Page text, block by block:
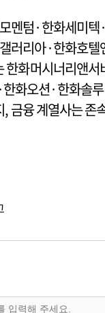
멘텀·한화세미텍·
러리아·한화호텔
한화머시너리앤서
화오션·한화솔루
금융 계열사는 존